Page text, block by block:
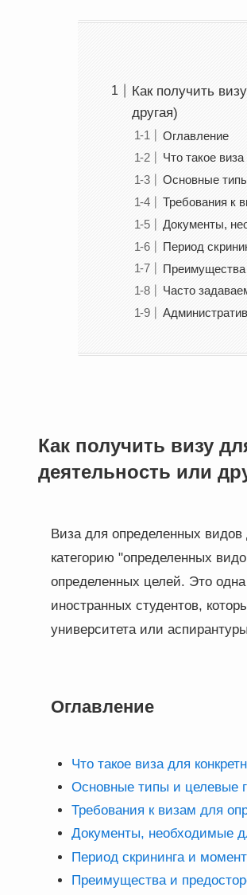
Как получить
другая)
Оглавление
Что такое
Основные
Требования к
Документы,
Период
Преимущества
Часто
Как получить визу
деятельность или
Виза для определенных
категорию "определенных
определенных целей. Это
иностранных студентов,
университета или
Оглавление
Что такое виза для
Основные типы и целевые
Требования к визам для
Документы, необходимые
Период скрининга и
Преимущества и